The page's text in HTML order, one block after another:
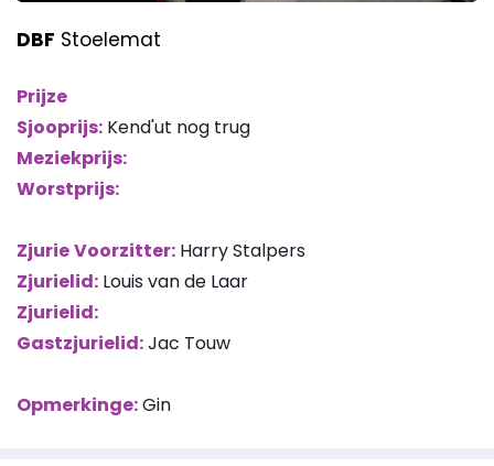
DBF Stoelemat
Prijze
Sjooprijs: Kend'ut nog trug
Meziekprijs:
Worstprijs:
ZjurieVoorzitter: Harry Stalpers
Zjurielid: Louis van de Laar
Zjurielid:
Gastzjurielid:Jac Touw
Opmerkinge:Gin